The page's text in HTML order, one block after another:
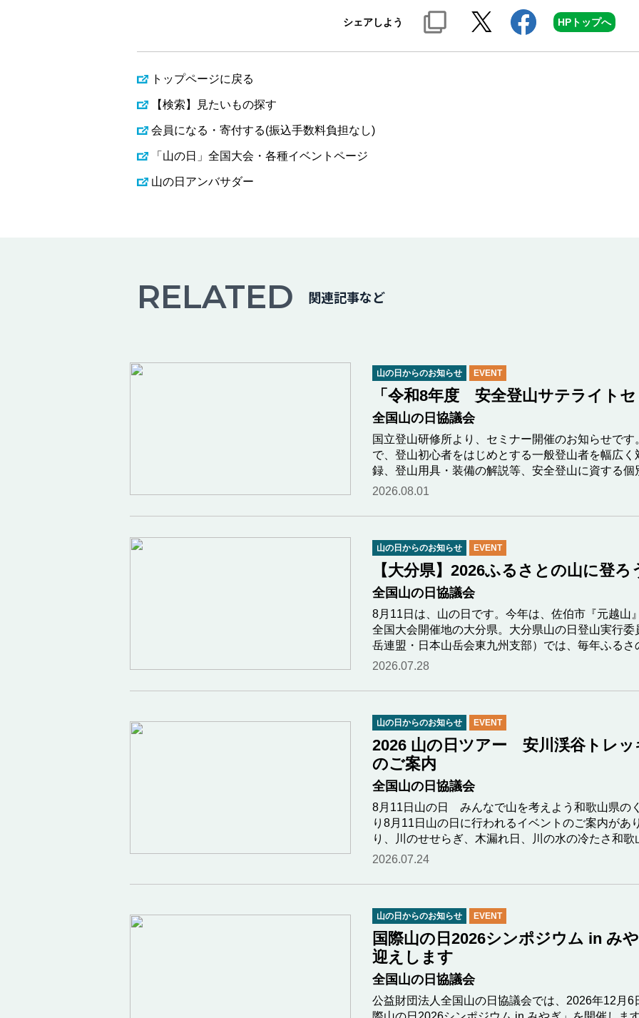
シェアしよう HPトップへ
トップページに戻る
【検索】見たいもの探す
会員になる・寄付する(振込手数料負担なし)
「山の日」全国大会・各種イベントページ
山の日アンバサダー
RELATED 関連記事など
山の日からのお知らせ EVENT
「令和8年度 安全登山サテライト
全国山の日協議会
国立登山研修所より、セミナー開催のお知らせで
で、登山初心者をはじめとする一般登山者を幅広
録、登山用具・装備の解説等、安全登山に資する
2026.08.01
山の日からのお知らせ EVENT
【大分県】2026ふるさとの山に登ろ
全国山の日協議会
8月11日は、山の日です。今年は、佐伯市『元越山
全国大会開催地の大分県。大分県山の日登山実行
岳連盟・日本山岳会東九州支部）では、毎年ふる
2026.07.28
山の日からのお知らせ EVENT
2026 山の日ツアー 安川渓谷トレ
のご案内
全国山の日協議会
8月11日山の日 みんなで山を考えよう和歌山県の
り8月11日山の日に行われるイベントのご案内があ
り、川のせせらぎ、木漏れ日、川の水の冷たさ和
2026.07.24
山の日からのお知らせ EVENT
国際山の日2026シンポジウム in み
迎えします
全国山の日協議会
公益財団法人全国山の日協議会では、2026年12月